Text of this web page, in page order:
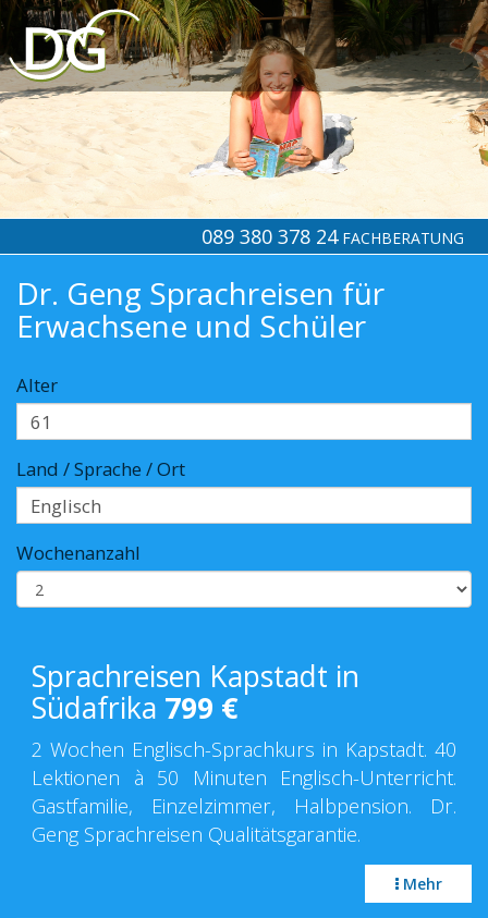
089 380 378 24 FACHBERATUNG
Dr. Geng Sprachreisen für
Erwachsene und Schüler
Alter
Land / Sprache / Ort
Wochenanzahl
Sprachreisen Kapstadt in
Südafrika 799 €
2 Wochen Englisch-Sprachkurs in Kapstadt. 40
Lektionen à 50 Minuten Englisch-Unterricht.
Gastfamilie, Einzelzimmer, Halbpension. Dr.
Geng Sprachreisen Qualitätsgarantie.
Mehr